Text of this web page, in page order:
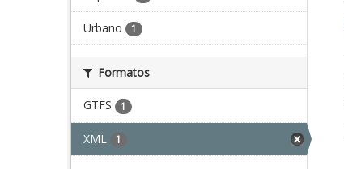
Urbano 1
Formatos
GTFS 1
XML 1